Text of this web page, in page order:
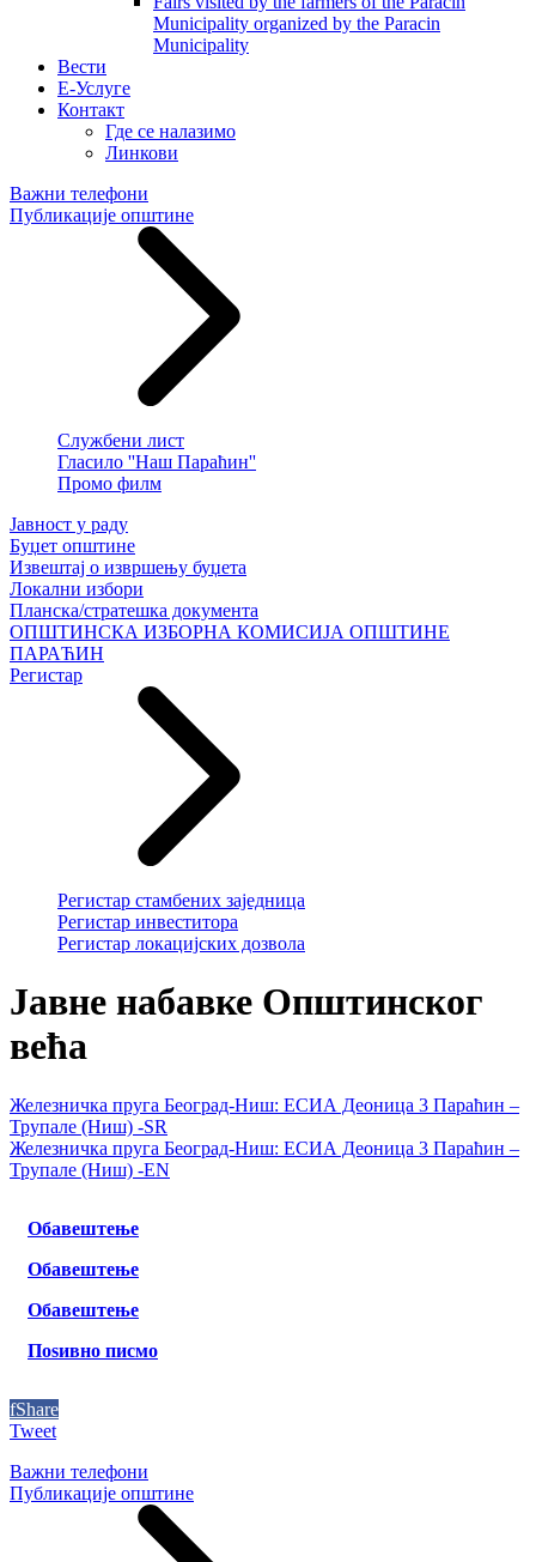
Municipality organized by the Paracin
Municipality
Вести
E-Услуге
Контакт
Где се налазимо
Линкови
Важни телефони
Публикације општине
Службени лист
Гласило ''Наш Параћин''
Промо филм
Јавност у раду
Буџет општине
Извештај о извршењу буџета
Локални избори
Планска/стратешка документа
ОПШТИНСКА ИЗБОРНА КОМИСИЈА ОПШТИНЕ
ПАРАЋИН
Регистар
Регистар стамбених заједница
Регистар инвеститора
Регистар локацијских дозвола
Јавне набавке Општинског
већа
Железничка пруга Београд-Ниш: ЕСИА Деоница 3 Параћин –
Трупале (Ниш) -SR
Железничка пруга Београд-Ниш: ЕСИА Деоница 3 Параћин –
Трупале (Ниш) -EN
Обавештење
Обавештење
Обавештење
Поѕивно писмо
fShare
Tweet
Важни телефони
Публикације општине